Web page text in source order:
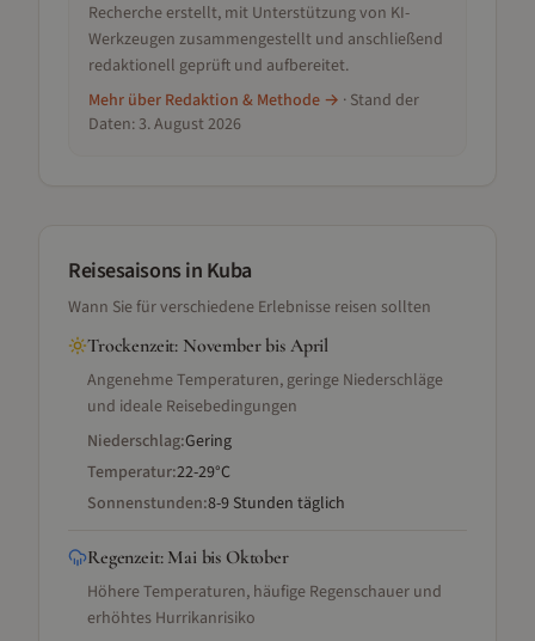
Recherche erstellt, mit Unterstützung von KI-
Werkzeugen zusammengestellt und anschließend
redaktionell geprüft und aufbereitet.
Mehr über Redaktion & Methode → · Stand der
Daten: 3. August 2026
Reisesaisons in Kuba
Wann Sie für verschiedene Erlebnisse reisen sollten
Trockenzeit: November bis April
Angenehme Temperaturen, geringe Niederschläge
und ideale Reisebedingungen
Niederschlag:Gering
Temperatur:22-29°C
Sonnenstunden:8-9 Stunden täglich
Regenzeit: Mai bis Oktober
Höhere Temperaturen, häufige Regenschauer und
erhöhtes Hurrikanrisiko